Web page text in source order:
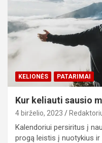
KELIONĖS PATARIMAI
Kur keliauti sausio
4 birželio, 2023
Kalendoriui persiritus į
progą leistis į nuotykius